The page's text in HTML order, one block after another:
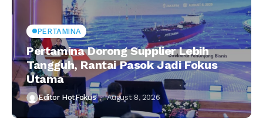
PERTAMINA
Pertamina Dorong Supplier Lebih
Tangguh, Rantai Pasok Jadi Fokus
Utama
Editor HotFokus August 8, 2026